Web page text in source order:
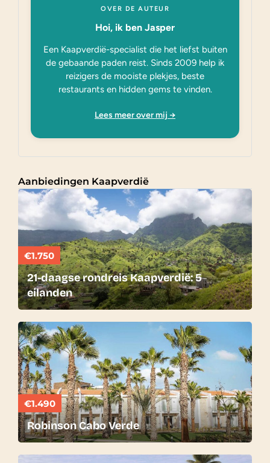
OVER DE AUTEUR
Hoi, ik ben Jasper
Een Kaapverdië-specialist die het liefst buiten
de gebaande paden reist. Sinds 2009 help ik
reizigers de mooiste plekjes, beste
restaurants en hidden gems te vinden.
Lees meer over mij →
Aanbiedingen Kaapverdië
€1.750
21-daagse rondreis Kaapverdië: 5
eilanden
€1.490
Robinson Cabo Verde